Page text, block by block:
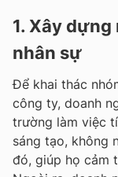
1. Xây
nhân sự
Để khai thác
công ty, doanh
trường làm việc
sáng tạo, không
đó, giúp họ cảm